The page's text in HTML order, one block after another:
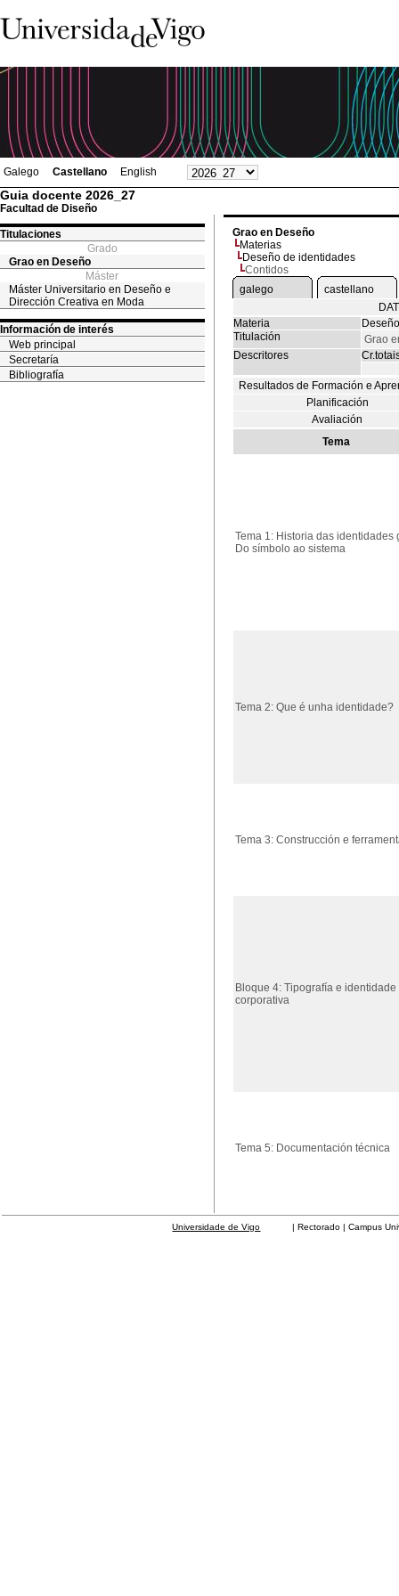
Galego Castellano English
Guia docente 2026_27
Facultad de Diseño
Titulaciones
Grado
Grao en Deseño
Máster
Máster Universitario en Deseño e
Dirección Creativa en Moda
Información de interés
Web principal
Secretaría
Bibliografía
Grao en Deseño
Materias
Deseño de identidades
Contidos
galego
castellano
Materia
Titulación
Grao
Descritores
Resultados de Formación e
Planificación
Avaliación
Tema
Tema 1: Historia das identidades
Do símbolo ao sistema
Tema 2: Que é unha identidade?
Tema 3: Construcción e
Bloque 4: Tipografía e identidade
corporativa
Tema 5: Documentación técnica
Universidade de Vigo | Rectorado | Campus